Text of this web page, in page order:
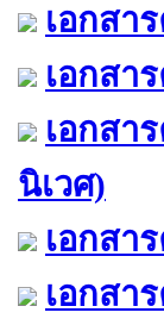
เอกสา
เอกสา
เอกสา
นิเวศ)
เอกสา
เอกสา